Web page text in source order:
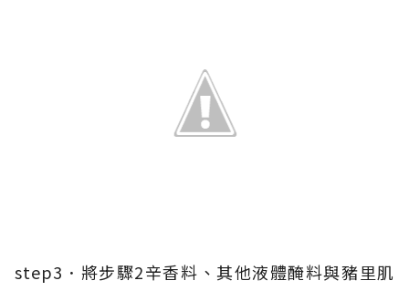
step3．將步驟2辛香料、其他液體醃料與豬里肌